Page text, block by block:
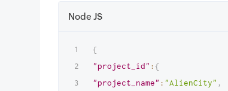
Node JS
{
"project_id" : {
"project_name" : "AlienCity" ,